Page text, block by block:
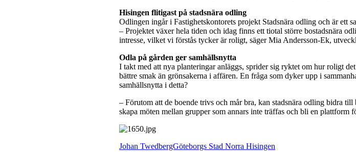
Hisingen flitigast på stadsnära odling
Odlingen ingår i Fastighetskontorets projekt Stadsnära odling och är ett
– Projektet växer hela tiden och idag finns ett tiotal större bostadsnära
intresse, vilket vi förstås tycker är roligt, säger Mia Andersson-Ek,
Odla på gården ger samhällsnytta
I takt med att nya planteringar anläggs, sprider sig ryktet om hur roligt
bättre smak än grönsakerna i affären. En fråga som dyker upp i
samhällsnytta i detta?
– Förutom att de boende trivs och mår bra, kan stadsnära odling bidra
skapa möten mellan grupper som annars inte träffas och bli en plattform
Johan TwedbergGöteborgs Stad Norra Hisingen